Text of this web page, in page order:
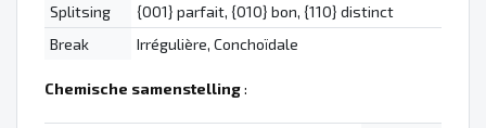
Splitsing
{001} parfait, {010} bon, {110} distinct
Break
Irrégulière, Conchoïdale
Chemische samenstelling: